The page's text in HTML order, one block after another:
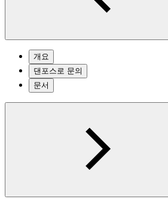
개요
댄포스로 문의
문서